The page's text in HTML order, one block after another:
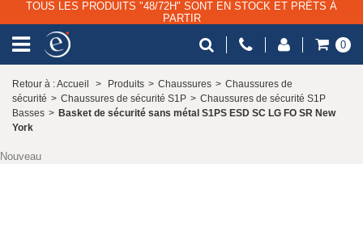
TOUS LES PRODUITS "48/72H" SONT EN STOCK ET PRÊTS À
PARTIR
0
Retour à : Accueil > Produits > Chaussures > Chaussures de
sécurité > Chaussures de sécurité S1P > Chaussures de sécurité S1P
Basses > Basket de sécurité sans métal S1PS ESD SC LG FO SR New
York
Nouveau